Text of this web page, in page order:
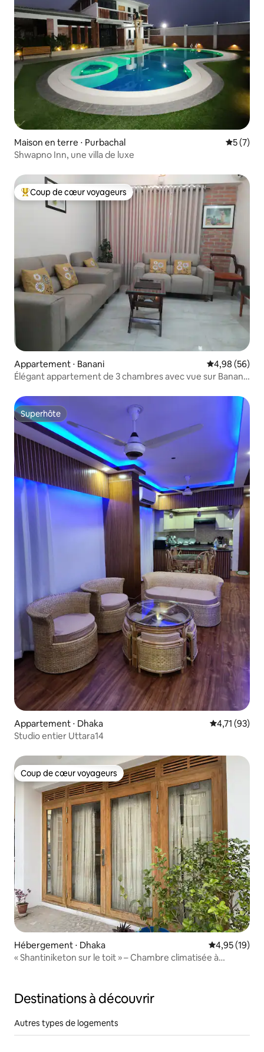
Maison en terre ⋅ Purbachal
5 (7)
Shwapno Inn, une villa de luxe
Coups de cœur voyageurs les plus appréciés
Coup de cœur voyageurs
Appartement ⋅ Banani Évaluation
4,98 (56)
Élégant appartement de 3 chambres avec vue sur Banani
Superhôte
Superhôte
Appartement ⋅ Dhaka Évaluation
4,71 (93)
Studio entier Uttara14
Coup de cœur voyageurs
Coup de cœur voyageurs
Hébergement ⋅ Dhaka Évaluation
4,95 (19)
« Shantiniketon sur le toit » – Chambre climatisée à
Destinations à découvrir
Autres types de logements